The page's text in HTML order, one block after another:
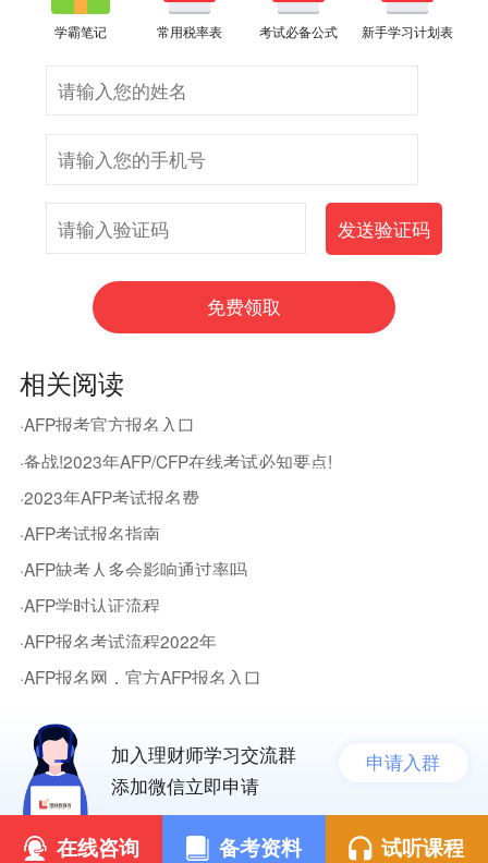
学霸笔记 常用税率表 考试必备公式 新手学习计划表
相关阅读
·AFP报考官方报名入口
·备战!2023年AFP/CFP在线考试必知要点!
·2023年AFP考试报名费
·AFP考试报名指南
·AFP缺考人多会影响通过率吗
·AFP学时认证流程
·AFP报名考试流程2022年
·AFP报名网，官方AFP报名入口
加入理财师学习交流群
添加微信立即申请
申请入群
在线咨询 备考资料 试听课程